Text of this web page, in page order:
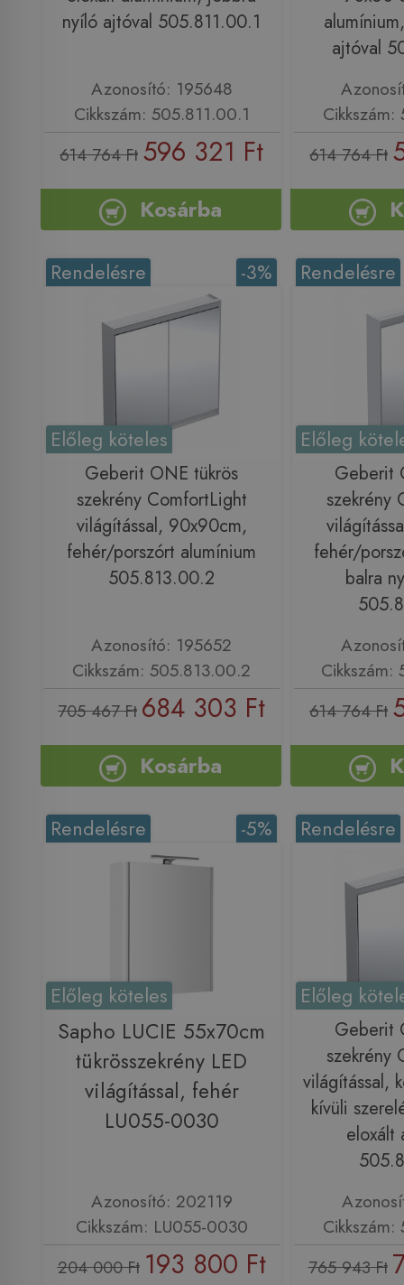
nyíló ajtóval 505.811.00.1
Azonosító: 195648
Cikkszám: 505.811.00.1
614 764 Ft 596 321 Ft
Kosárba
ajtóval
614 764 Ft
-3%
Rendelésre
Előleg köteles
Geberit ONE tükrös
szekrény ComfortLight
világítással, 90x90cm,
fehér/porszórt alumínium
505.813.00.2
Azonosító: 195652
Cikkszám: 505.813.00.2
705 467 Ft 684 303 Ft
Kosárba
Rendelésre
Előleg
Geberit
szekrény
fehér/
balra
614 764 Ft
-5%
Rendelésre
Előleg köteles
Sapho LUCIE 55x70cm
tükrösszekrény LED
világítással, fehér
LU055-0030
Azonosító: 202119
Cikkszám: LU055-0030
204 000 Ft 193 800 Ft
Rendelésre
Előleg
Geberit
szekrény
világítással,
kívüli
eloxált
765 943 Ft